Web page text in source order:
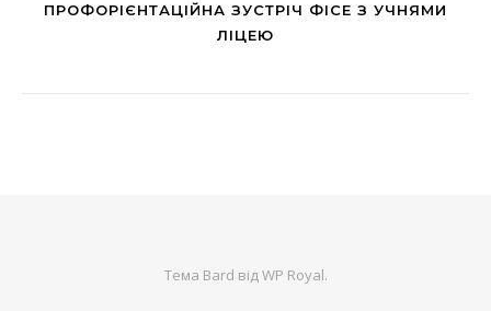
ПРОФОРІЄНТАЦІЙНА ЗУСТРІЧ ФІСЕ З УЧНЯМИ
ЛІЦЕЮ
Тема Bard відWP Royal.